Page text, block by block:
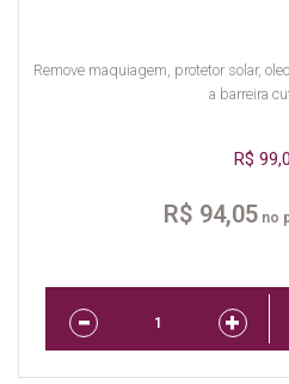
Remove maquiagem, protetor solar,
a barreira
R$
R$ 94,05 no